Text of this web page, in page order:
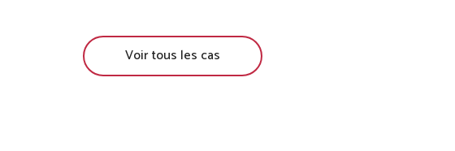
Voir tous les cas